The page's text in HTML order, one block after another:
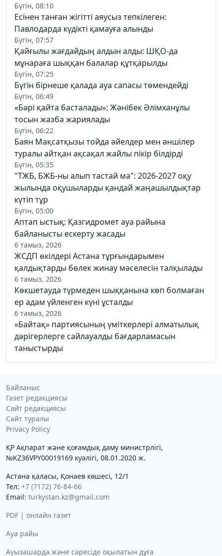
Бүгін, 08:10
Есінен танған жігітті аяусыз тепкілеген:
Павлодарда күдікті қамауға алынды
Бүгін, 07:57
Қайғылы жағдайдың алдын алды: ШҚО-да
мұнараға шыққан балалар құтқарылды
Бүгін, 07:25
Бүгін бірнеше қалада ауа сапасы төмендейді
Бүгін, 06:49
«Бәрі қайта басталады»: Жәнібек Әлімханұлы
тосын жазба жариялады
Бүгін, 06:22
Баян Мақсатқызы тойда әйелдер мен әншілер
туралы айтқан ақсақал жайлы пікір білдірді
Бүгін, 05:35
"ТЖБ, БЖБ-ны алып тастай ма": 2026-2027 оқу
жылында оқушыларды қандай жаңашылдықтар
күтіп тұр
Бүгін, 05:00
Аптап ыстық: Қазгидромет ауа райына
байланысты ескерту жасады
6 тамыз, 2026
ЖСДП өкілдері Астана тұрғындарымен
қалдықтарды бөлек жинау мәселесін талқылады
6 тамыз, 2026
Көкшетауда түрмеден шыққанына көп болмаған
ер адам үйленген күні ұсталды
6 тамыз, 2026
«Байтақ» партиясының үміткерлері алматылық
дәрігерлерге сайлауалды бағдарламасын
таныстырды
Байланыс
Газет редакциясы
Сайт редакциясы
Сайт туралы
Privacy Policy
ҚР Ақпарат және қоғамдық даму министрлігі,
№KZ36VPY00019169 куәлігі, 08.01.2020 ж.
Астана қаласы, Қонаев көшесі, 12/1
Тел: +7 (7172) 76-84-66
Email: turkystan.kz@gmail.com
PDF | онлайн газет
Ауа райы
Ауызашарда және сәресіде оқылатын дұға